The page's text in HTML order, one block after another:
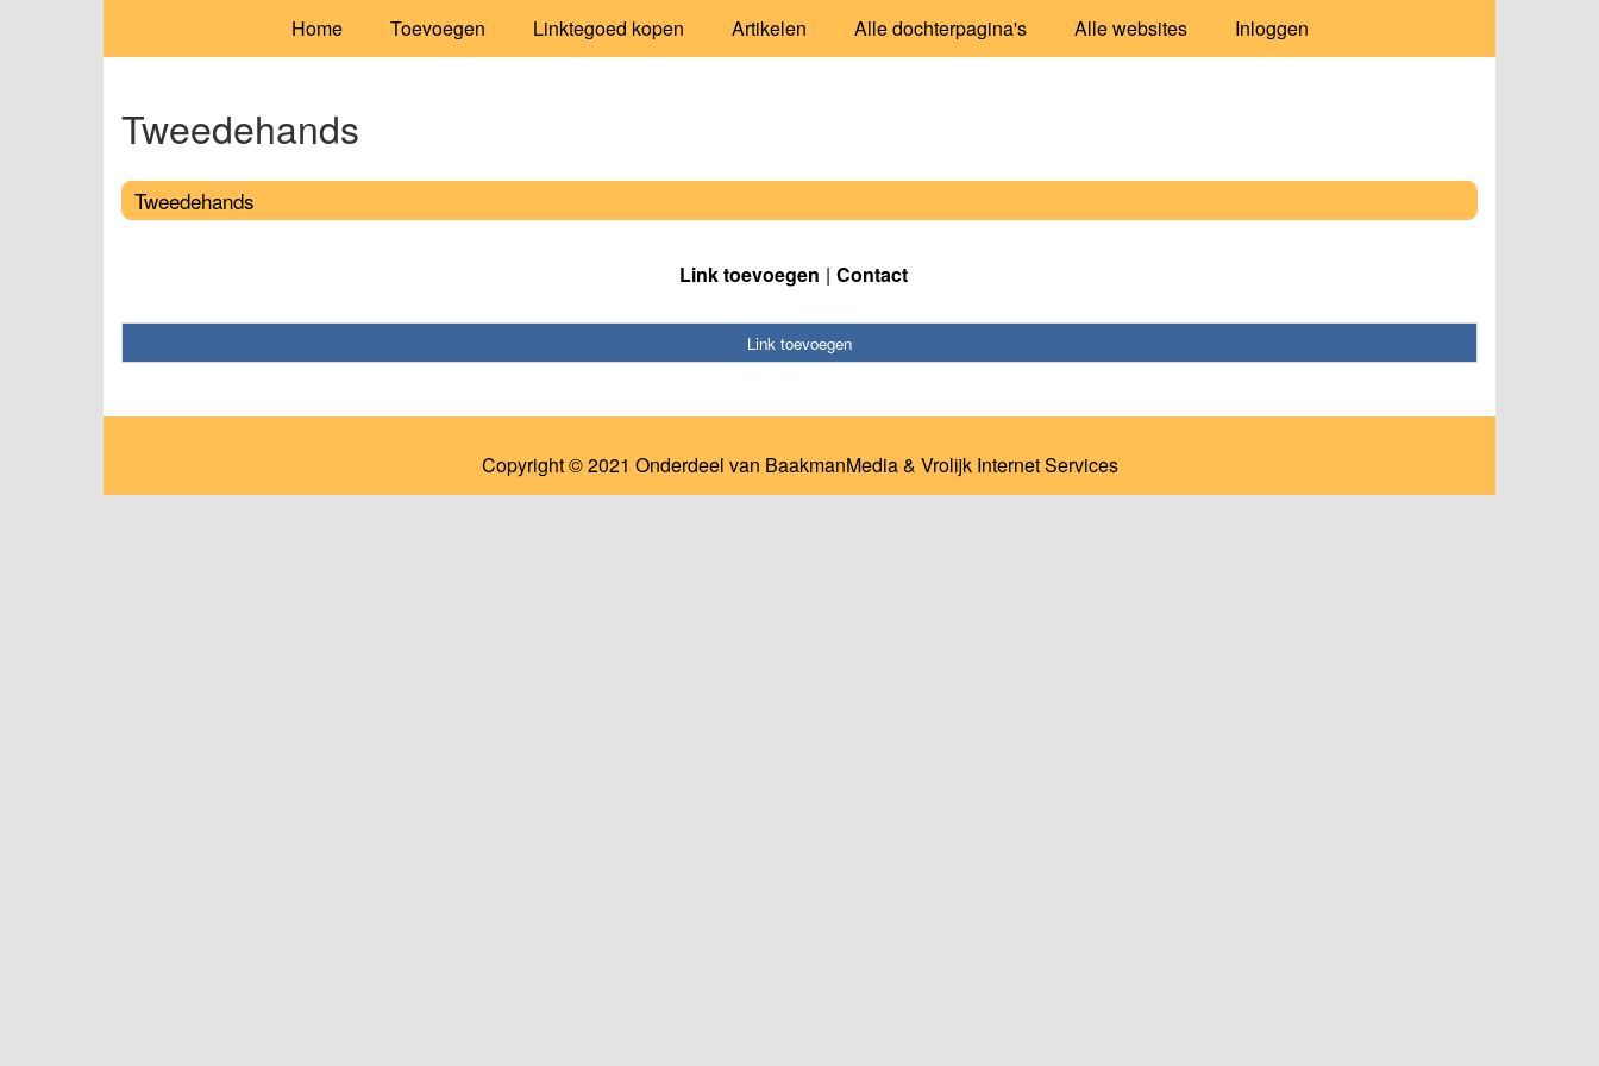
Home Toevoegen Linktegoed kopen Artikelen Alle dochterpagina's Alle websites Inloggen
Tweedehands
Tweedehands
Link toevoegen Contact
Link toevoegen
Copyright © 2021 Onderdeel van BaakmanMedia& Vrolijk Internet Services